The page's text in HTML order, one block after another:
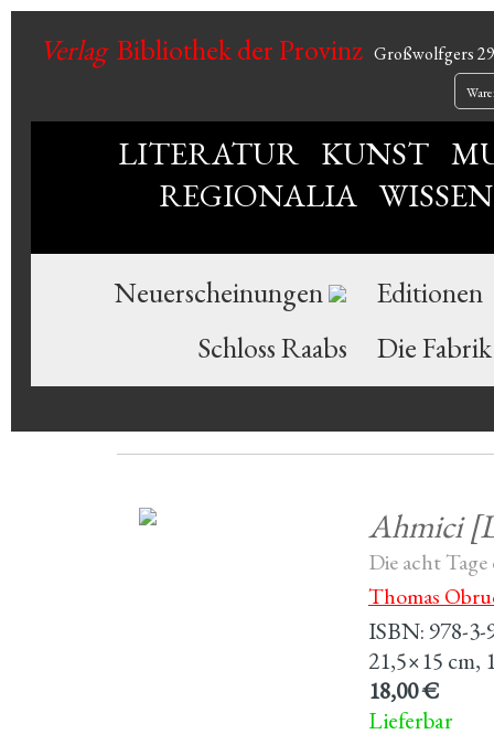
VerlagBibliothek der Provinz Großwolfgers 29
LITERATUR KUNST
REGIONALIA
Neuerscheinungen
Editionen
Schloss Raabs
Die Fabrik
Ahmici
Die acht
Thomas
ISBN: 978-3-
21,5×15 cm,
18,00 €
Lieferbar